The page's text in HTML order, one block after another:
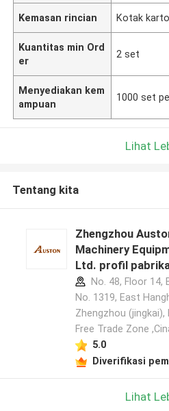
Tinggalkan
Kami akan segera
Kemasan rincian Kotak
Kuantitas min Ord
er
2 set
Menyediakan kem
ampuan
1000 set
Lihat
Tentang kita
Zhengzhou
Machinery
Ltd. profil
No. 48, Floor 14,
No. 1319, East
Zhengzhou (jingkai),
Free Trade Zone
5.0
Diverifikasi
Lihat